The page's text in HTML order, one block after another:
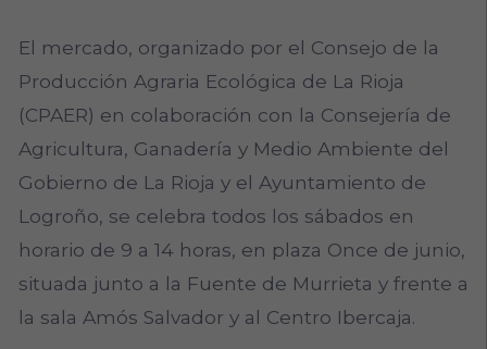
El mercado, organizado por el Consejo de la
Producción Agraria Ecológica de La Rioja
(CPAER) en colaboración con la Consejería de
Agricultura, Ganadería y Medio Ambiente del
Gobierno de La Rioja y el Ayuntamiento de
Logroño, se celebra todos los sábados en
horario de 9 a 14 horas, en plaza Once de junio,
situada junto a la Fuente de Murrieta y frente a
la sala Amós Salvador y al Centro Ibercaja.